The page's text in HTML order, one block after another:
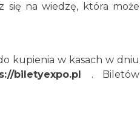
na wiedzę, która może
kupienia w kasach w dniu
biletyexpo.pl
. Biletów